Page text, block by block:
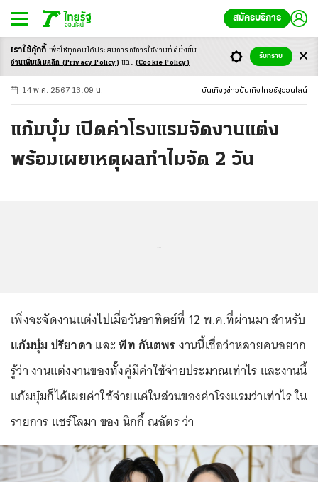
สมัครบริการ
-ก ก ก+
14 พ.ค. 2567 13:09 น. บันเทิง ข่าวบันเทิง ไทยรัฐออนไลน์
แก้มบุ๋ม เปิดค่าโรงแรมจัดงานแต่ง
พร้อมเผยเหตุผลทำไมจัด 2 วัน
เพิ่งจะจัดงานแต่งไปเมื่อวันอาทิตย์ที่ 12 พ.ค.ที่ผ่านมา สำหรับ
แก้มบุ๋ม ปรียาดา และพีท กันตพรงานนี้เชื่อว่าหลายคนอยาก
รู้ว่า งานแต่งงานของทั้งคู่มีค่าใช้จ่ายประมาณเท่าไร และงานนี้
แก้มบุ๋มก็ได้เผยค่าใช้จ่ายแค่ในส่วนของค่าโรงแรมว่าเท่าไร ใน
รายการ แชร์โลมา ของ นิกกี้ ณฉัตร ว่า
เราใช้คุ้กกี้ เพื่อให้ทุกคนได้ประสบการณ์การใช้งานที่ดียิ่งขึ้น
อ่านเพิ่มเติมคลิก (Privacy Policy) และ (Cookie Policy)
รับทราบ